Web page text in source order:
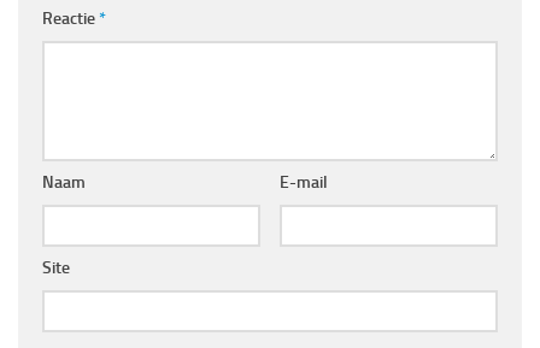
Reactie*
Naam E-mail
Site